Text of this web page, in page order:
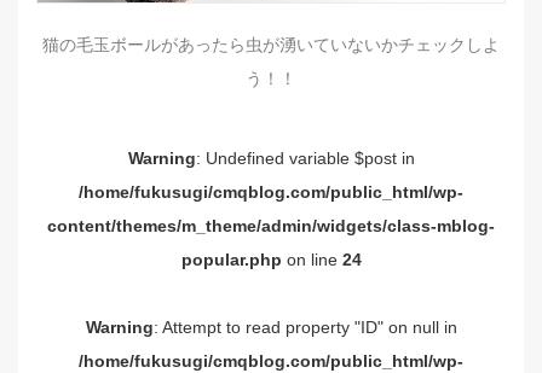
猫の毛玉ボールがあったら虫が湧いていないかチェックしよ
う！！
Warning: Undefined variable $post in
/home/fukusugi/cmqblog.com/public_html/wp-
content/themes/m_theme/admin/widgets/class-mblog-
popular.php on line 24
Warning: Attempt to read property "ID" on null in
/home/fukusugi/cmqblog.com/public_html/wp-